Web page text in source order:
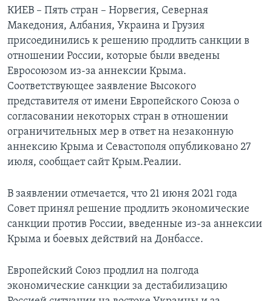
КИЕВ – Пять стран – Норвегия, Северная
Македония, Албания, Украина и Грузия
присоединились к решению продлить санкции в
отношении России, которые были введены
Евросоюзом из-за аннексии Крыма.
Соответствующее заявление Высокого
представителя от имени Европейского Союза о
согласовании некоторых стран в отношении
ограничительных мер в ответ на незаконную
аннексию Крыма и Севастополя опубликовано 27
июля, сообщает сайт Крым.Реалии.
В заявлении отмечается, что 21 июня 2021 года
Совет принял решение продлить экономические
санкции против России, введенные из-за аннексии
Крыма и боевых действий на Донбассе.
Европейский Союз продлил на полгода
экономические санкции за дестабилизацию